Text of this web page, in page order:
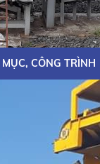
CÔNG TRÌNH